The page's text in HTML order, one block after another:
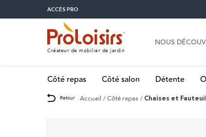
ACCÈS PRO
Créateur de mobilier de jardin
NOUS
Côté repas Côté salon Détente
Retour Accueil Côté repas Chaises et